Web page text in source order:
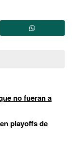
no fueran a
playoffs de